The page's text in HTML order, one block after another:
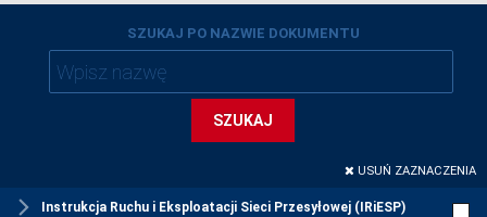
SZUKAJ PO NAZWIE DOKUMENTU
SZUKAJ
USUŃ ZAZNACZENIA
Instrukcja Ruchu i Eksploatacji Sieci Przesyłowej (IRiESP)